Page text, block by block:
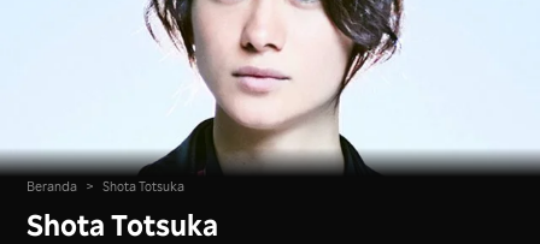
Beranda > Shota Totsuka
Shota Totsuka